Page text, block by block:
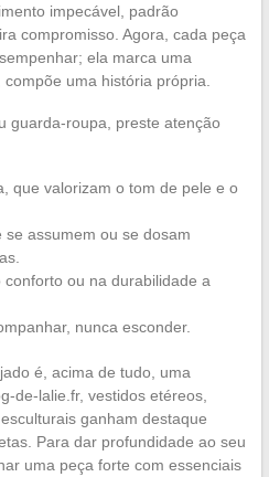
impecável, padrão
compromisso. Agora, cada peça
ela marca uma
uma história própria.
guarda-roupa, preste atenção
que valorizam o tom de pele e o
se assumem ou se dosam
ou na durabilidade a
nunca esconder.
é, acima de tudo, uma
de-lalie.fr, vestidos etéreos,
ganham destaque
Para dar profundidade ao seu
uma peça forte com essenciais